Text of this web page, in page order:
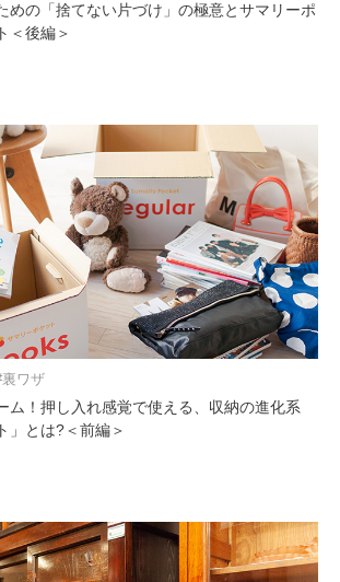
めの「捨てない片づけ」の極意とサマリーポ
＜後編＞
裏ワザ
ム！押し入れ感覚で使える、収納の進化系
」とは?＜前編＞